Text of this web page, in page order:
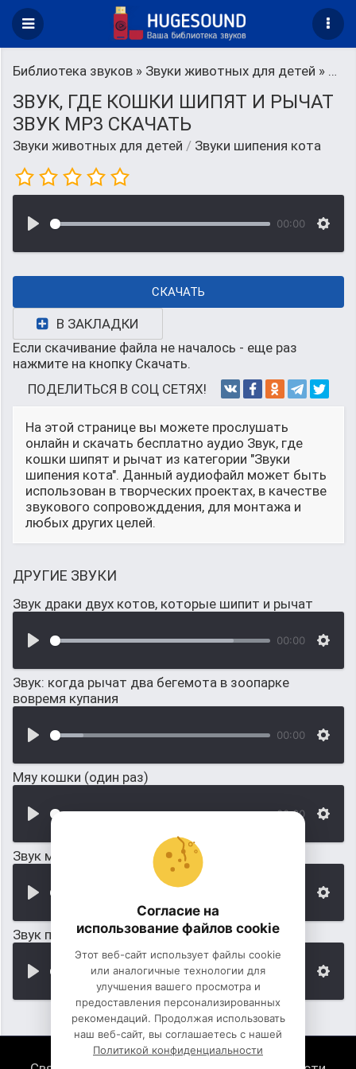
Библиотека звуков » Звуки животных для детей » Звуки шипения кота
ЗВУК, ГДЕ КОШКИ ШИПЯТ И РЫЧАТ
ЗВУК MP3 СКАЧАТЬ
Звуки животных для детей / Звуки шипения кота
00:00
СКАЧАТЬ
В ЗАКЛАДКИ
Если скачивание файла не началось - еще раз
нажмите на кнопку Скачать.
ПОДЕЛИТЬСЯ В СОЦ СЕТЯХ!
На этой странице вы можете прослушать
онлайн и скачать бесплатно аудио Звук, где
кошки шипят и рычат из категории "Звуки
шипения кота". Данный аудиофайл может быть
использован в творческих проектах, в качестве
звукового сопровожддения, для монтажа и
любых других целей.
ДРУГИЕ ЗВУКИ
Звук драки двух котов, которые шипит и рычат
00:00
Звук: когда рычат два бегемота в зоопарке
вовремя купания
00:00
Мяу кошки (один раз)
00:00
Звук мышей для кошки
Звук пантеры (кошки)
Согласие на
использование файлов cookie
Этот веб-сайт использует файлы cookie
или аналогичные технологии для
улучшения вашего просмотра и
предоставления персонализированных
рекомендаций. Продолжая использовать
наш веб-сайт, вы соглашаетесь с нашей
Политикой конфиденциальности